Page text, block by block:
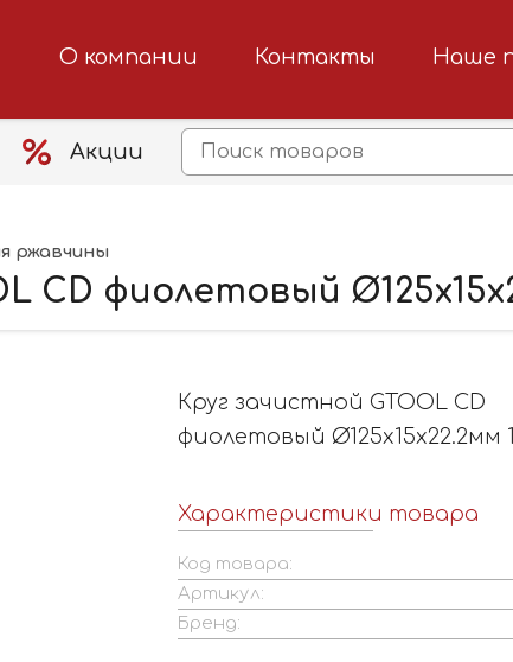
О компании Контакты Наше
Акции
ржавчины
CD фиолетовый
Круг зачистной GTOOL CD
фиолетовый Ø125х15х22.2мм
Характеристики товара
Код товара:
Артикул:
Бренд: